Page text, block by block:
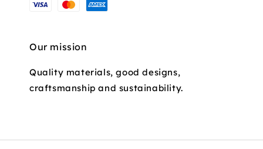
Our mission
Quality materials, good designs,
craftsmanship and sustainability.